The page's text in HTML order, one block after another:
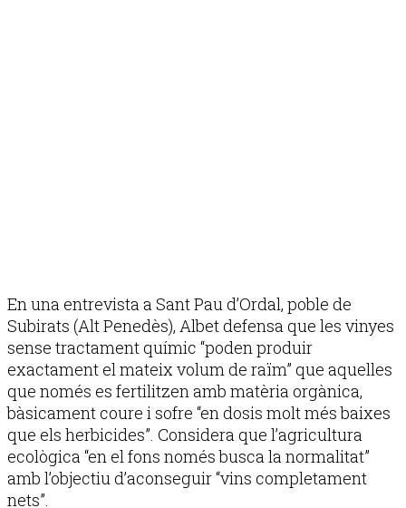
En una entrevista a Sant Pau d’Ordal, poble de
Subirats (Alt Penedès), Albet defensa que les vinyes
sense tractament químic “poden produir
exactament el mateix volum de raïm” que aquelles
que només es fertilitzen amb matèria orgànica,
bàsicament coure i sofre “en dosis molt més baixes
que els herbicides”. Considera que l’agricultura
ecològica “en el fons només busca la normalitat”
amb l’objectiu d’aconseguir “vins completament
nets”.